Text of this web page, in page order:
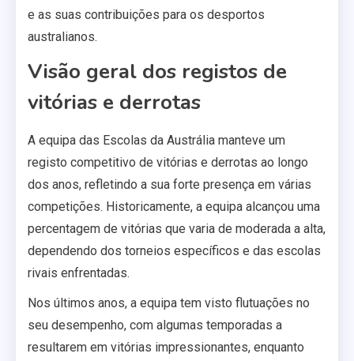
e as suas contribuições para os desportos
australianos.
Visão geral dos registos de
vitórias e derrotas
A equipa das Escolas da Austrália manteve um
registo competitivo de vitórias e derrotas ao longo
dos anos, refletindo a sua forte presença em várias
competições. Historicamente, a equipa alcançou uma
percentagem de vitórias que varia de moderada a alta,
dependendo dos torneios específicos e das escolas
rivais enfrentadas.
Nos últimos anos, a equipa tem visto flutuações no
seu desempenho, com algumas temporadas a
resultarem em vitórias impressionantes, enquanto